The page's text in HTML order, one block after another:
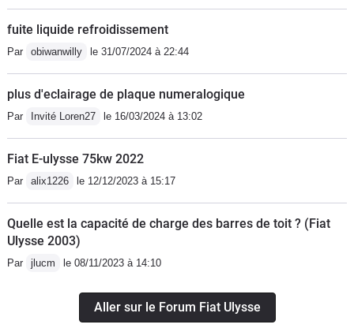
électronique apparaissent lorsqu'il ne
roule pas, lorsqu'on l'utilise
régulièrement, tout rentre dans l'ordre).
La finition intérieur est un peu limite,
l'étanchéité des toits ouvrant aussi (il
n'y a pas d'évacuation d'eau !!), mais
dans l'ensemble, pour un véhicule
ayant aujourd'hui 11 ans, la résistance
dans le temps est plutôt bonne.Ce
Avec le FAP (de première génération),
grande route est presque une
n'a en soit pas sa place en ville...). Son
confort est royal et sa consommation
fuite liquide refroidissement
Par obiwanwilly le 31/07/2024 à 22:44
plus d'eclairage de plaque numeralogique
Par Invité Loren27 le 16/03/2024 à 13:02
Fiat E-ulysse 75kw 2022
Par alix1226 le 12/12/2023 à 15:17
Quelle est la capacité de charge des barres de toit ? (Fiat
Ulysse 2003)
Par jlucm le 08/11/2023 à 14:10
Aller sur le Forum Fiat Ulysse